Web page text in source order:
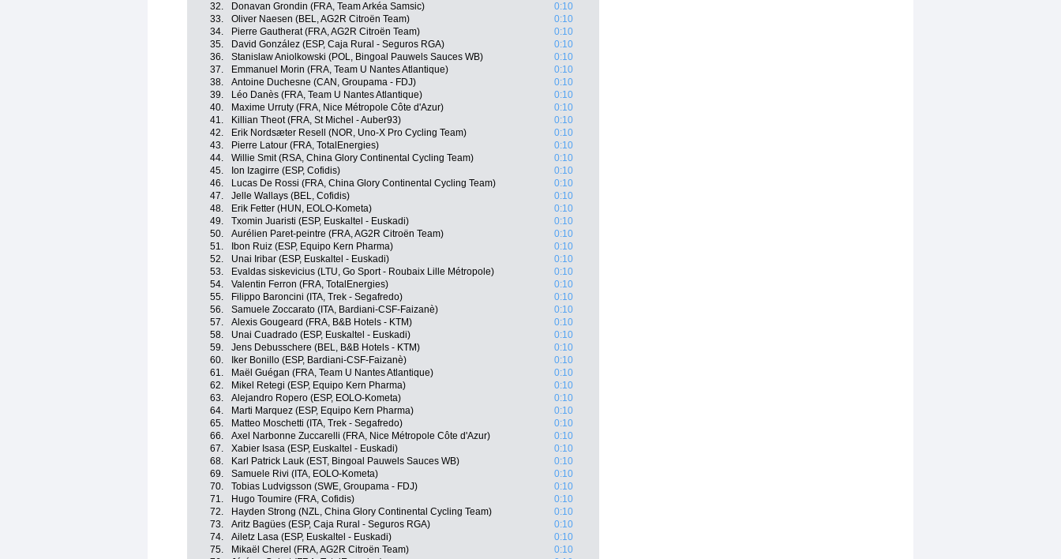
32.
Donavan Grondin (FRA, Team Arkéa Samsic)
0:10
33.
Oliver Naesen (BEL, AG2R Citroën Team)
0:10
34.
Pierre Gautherat (FRA, AG2R Citroën Team)
0:10
35.
David González (ESP, Caja Rural - Seguros RGA)
0:10
36.
Stanislaw Aniolkowski (POL, Bingoal Pauwels Sauces WB)
0:10
37.
Emmanuel Morin (FRA, Team U Nantes Atlantique)
0:10
38.
Antoine Duchesne (CAN, Groupama - FDJ)
0:10
39.
Léo Danès (FRA, Team U Nantes Atlantique)
0:10
40.
Maxime Urruty (FRA, Nice Métropole Côte d'Azur)
0:10
41.
Killian Theot (FRA, St Michel - Auber93)
0:10
42.
Erik Nordsæter Resell (NOR, Uno-X Pro Cycling Team)
0:10
43.
Pierre Latour (FRA, TotalEnergies)
0:10
44.
Willie Smit (RSA, China Glory Continental Cycling Team)
0:10
45.
Ion Izagirre (ESP, Cofidis)
0:10
46.
Lucas De Rossi (FRA, China Glory Continental Cycling Team)
0:10
47.
Jelle Wallays (BEL, Cofidis)
0:10
48.
Erik Fetter (HUN, EOLO-Kometa)
0:10
49.
Txomin Juaristi (ESP, Euskaltel - Euskadi)
0:10
50.
Aurélien Paret-peintre (FRA, AG2R Citroën Team)
0:10
51.
Ibon Ruiz (ESP, Equipo Kern Pharma)
0:10
52.
Unai Iribar (ESP, Euskaltel - Euskadi)
0:10
53.
Evaldas siskevicius (LTU, Go Sport - Roubaix Lille Métropole)
0:10
54.
Valentin Ferron (FRA, TotalEnergies)
0:10
55.
Filippo Baroncini (ITA, Trek - Segafredo)
0:10
56.
Samuele Zoccarato (ITA, Bardiani-CSF-Faizanè)
0:10
57.
Alexis Gougeard (FRA, B&B Hotels - KTM)
0:10
58.
Unai Cuadrado (ESP, Euskaltel - Euskadi)
0:10
59.
Jens Debusschere (BEL, B&B Hotels - KTM)
0:10
60.
Iker Bonillo (ESP, Bardiani-CSF-Faizanè)
0:10
61.
Maël Guégan (FRA, Team U Nantes Atlantique)
0:10
62.
Mikel Retegi (ESP, Equipo Kern Pharma)
0:10
63.
Alejandro Ropero (ESP, EOLO-Kometa)
0:10
64.
Marti Marquez (ESP, Equipo Kern Pharma)
0:10
65.
Matteo Moschetti (ITA, Trek - Segafredo)
0:10
66.
Axel Narbonne Zuccarelli (FRA, Nice Métropole Côte d'Azur)
0:10
67.
Xabier Isasa (ESP, Euskaltel - Euskadi)
0:10
68.
Karl Patrick Lauk (EST, Bingoal Pauwels Sauces WB)
0:10
69.
Samuele Rivi (ITA, EOLO-Kometa)
0:10
70.
Tobias Ludvigsson (SWE, Groupama - FDJ)
0:10
71.
Hugo Toumire (FRA, Cofidis)
0:10
72.
Hayden Strong (NZL, China Glory Continental Cycling Team)
0:10
73.
Aritz Bagües (ESP, Caja Rural - Seguros RGA)
0:10
74.
Ailetz Lasa (ESP, Euskaltel - Euskadi)
0:10
75.
Mikaël Cherel (FRA, AG2R Citroën Team)
0:10